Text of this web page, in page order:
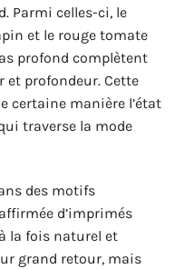
Parmi celles-ci, le
et le rouge tomate
profond complètent
profondeur. Cette
certaine manière l’état
traverse la mode
des motifs
d’imprimés
la fois naturel et
grand retour, mais